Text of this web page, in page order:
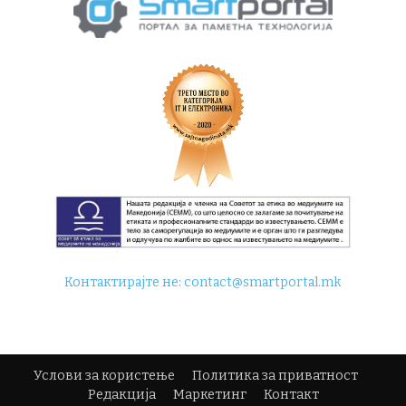
Контактирајте не:contact@smartportal.mk
Услови за користење
Политика за приватност
Редакција
Маркетинг Контакт